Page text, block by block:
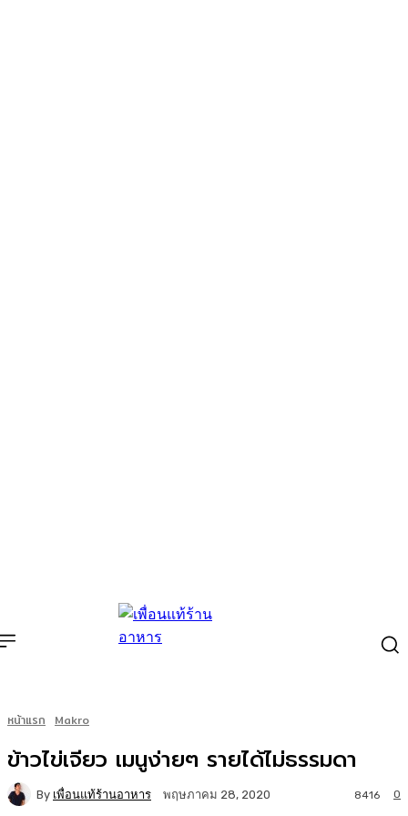
หน้าแรก Makro
ข้าวไข่เจียว เมนูง่ายๆ รายได้ไม่ธรรมดา
By เพื่อนแท้ร้านอาหาร พฤษภาคม 28, 2020 0
8416